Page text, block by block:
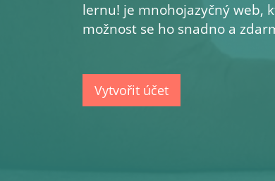
lernu! je mnohojazyčný web,
možnost se ho snadno a
Vytvořit účet